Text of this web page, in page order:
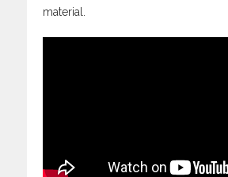
material.